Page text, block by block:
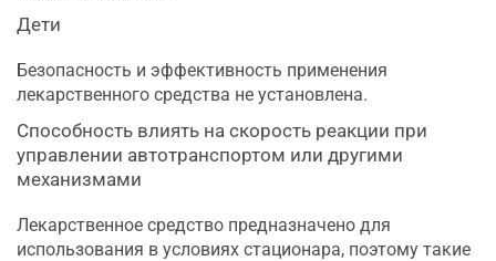
Дети
Безопасность и эффективность применения
лекарственного средства не установлена.
Способность влиять на скорость реакции при
управлении автотранспортом или другими
механизмами
Лекарственное средство предназначено для
использования в условиях стационара, поэтому такие